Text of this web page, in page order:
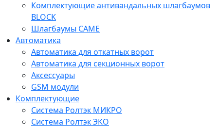
Комплектующие антивандальных шлагбаумов
BLOCK
Шлагбаумы CAME
Автоматика
Автоматика для откатных ворот
Автоматика для секционных ворот
Аксессуары
GSM модули
Комплектующие
Система Ролтэк МИКРО
Система Ролтэк ЭКО